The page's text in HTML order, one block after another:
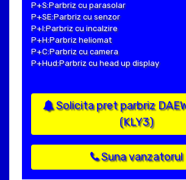
P+S:Parbriz cu parasolar
P+SE:Parbriz cu senzor
P+I:Parbriz cu incalzire
P+H:Parbriz heliomat
P+C:Parbriz cu camera
P+Hud:Parbriz cu head up display
Solicita pret parbriz
(KLY3)
Suna vanzatorul